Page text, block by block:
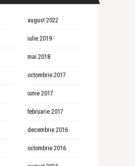
august 2022
iulie 2019
mai 2018
octombrie 2017
iunie 2017
februarie 2017
decembrie 2016
octombrie 2016